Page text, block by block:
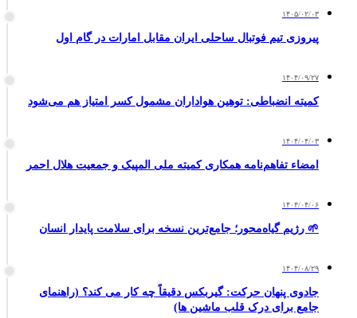
۱۴۰۵/۰۲/۰۳
پیروزی تیم فوتبال ساحلی ایران مقابل امارات در گام اول
۱۴۰۴/۰۹/۲۷
کمیته انضباطی: توهین هواداران مشمول کسر امتیاز هم می‌شود
۱۴۰۴/۰۴/۰۳
امضاء تفاهم‌نامه همکاری کمیته ملی المپیک و جمعیت هلال احمر
۱۴۰۴/۰۴/۰۶
🌱 رژیم گیاه‌محور؛ جامع‌ترین نسخه برای سلامت پایدار انسان
۱۴۰۴/۰۸/۲۹
جادوی پنهان حرکت: گیربکس دقیقاً چه کار می کند؟ (راهنمای
جامع برای درک قلب ماشین ها)